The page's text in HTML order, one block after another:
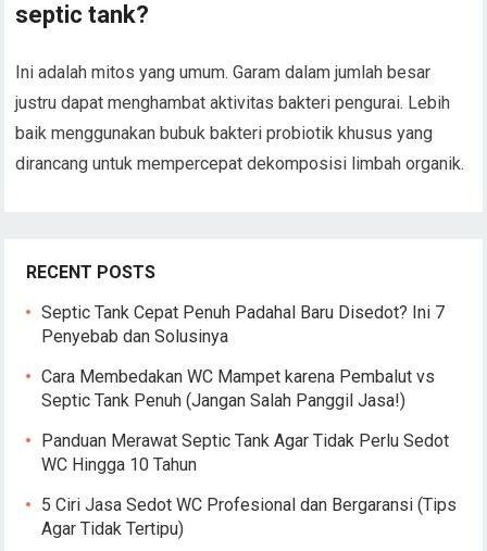
septic tank?
Ini adalah mitos yang umum. Garam dalam jumlah besar
justru dapat menghambat aktivitas bakteri pengurai. Lebih
baik menggunakan bubuk bakteri probiotik khusus yang
dirancang untuk mempercepat dekomposisi limbah organik.
RECENT POSTS
Septic Tank Cepat Penuh Padahal Baru Disedot? Ini 7
Penyebab dan Solusinya
Cara Membedakan WC Mampet karena Pembalut vs
Septic Tank Penuh (Jangan Salah Panggil Jasa!)
Panduan Merawat Septic Tank Agar Tidak Perlu Sedot
WC Hingga 10 Tahun
5 Ciri Jasa Sedot WC Profesional dan Bergaransi (Tips
Agar Tidak Tertipu)